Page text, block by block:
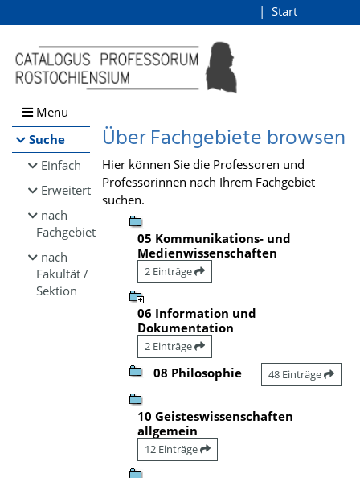
Browsen
direkt zum Inhalt
Start
Menü
Suche
Einfach
Erweitert
nach
Fachgebiet
nach
Fakultät /
Sektion
Über Fachgebiete browsen
Hier können Sie die Professoren und
Professorinnen nach Ihrem Fachgebiet
suchen.
05 Kommunikations- und
Medienwissenschaften
2 Einträge
06 Information und
Dokumentation
2 Einträge
08 Philosophie 48 Einträge
10 Geisteswissenschaften
allgemein
12 Einträge